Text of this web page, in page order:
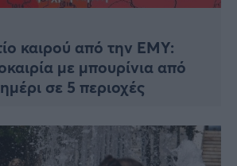
καιρού από την ΕΜΥ:
με μπουρίνια από
σε 5 περιοχές